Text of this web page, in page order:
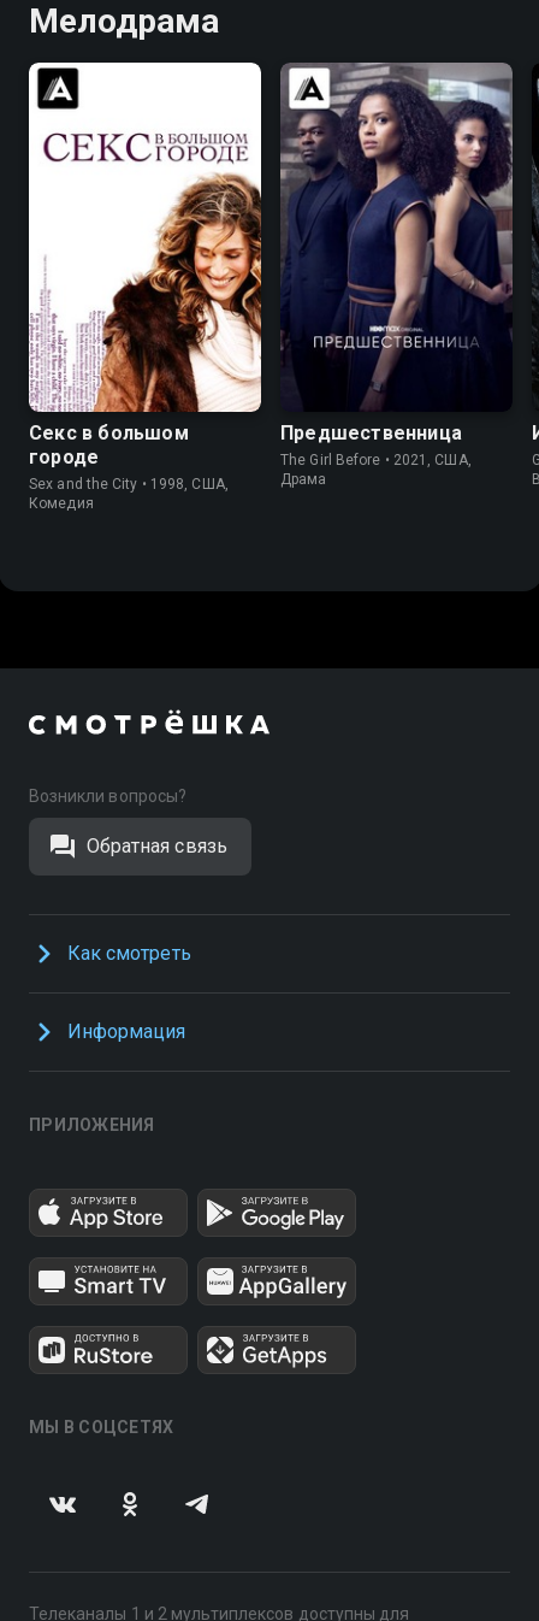
Мелодрама
8.2 7.4
Секс в большом
городе
Sex and the City • 1998, США,
Комедия
6.6
Предшественница
The Girl Before • 2021, США,
Драма
Возникли вопросы?
Обратная связь
Как смотреть
Информация
ПРИЛОЖЕНИЯ
МЫ В СОЦСЕТЯХ
Телеканалы 1 и 2 мультиплексов доступны для